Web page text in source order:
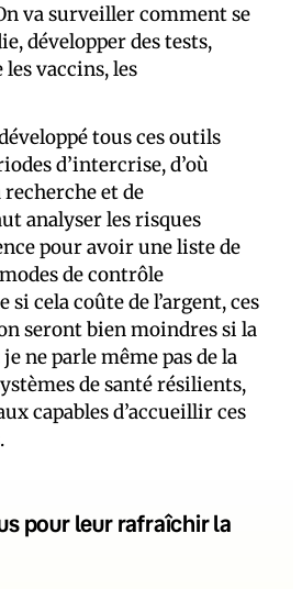
va surveiller comment se
développer des tests,
vaccins, les
tous ces outils
d’intercrise, d’où
et de
analyser les risques
pour avoir une liste de
de contrôle
si cela coûte de l’argent, ces
seront bien moindres si la
ne parle même pas de la
de santé résilients,
capables d’accueillir ces
pour leur rafraîchir la